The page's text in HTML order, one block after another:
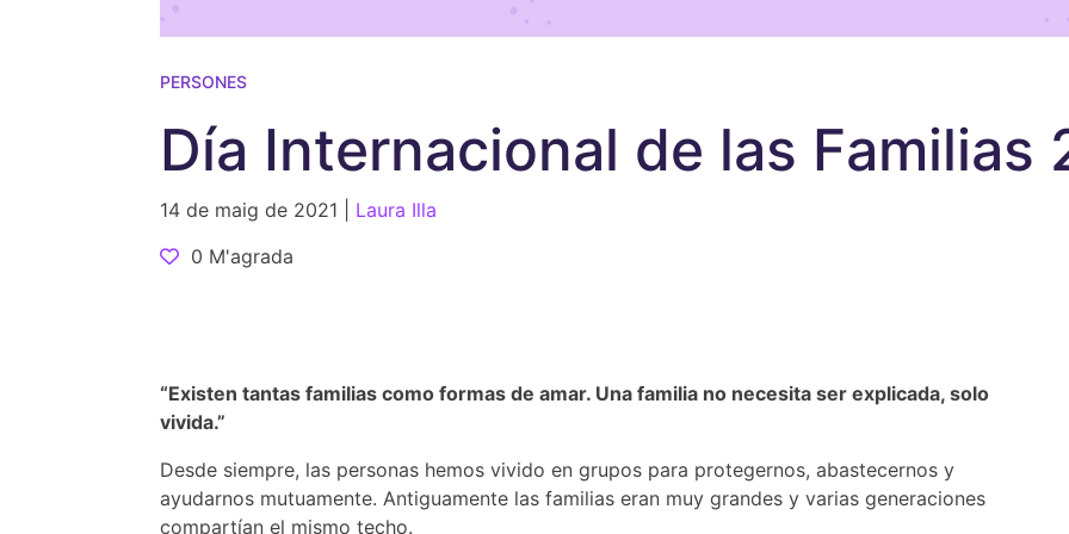
PERSONES
Día Internacional de las Familias
14 de maig de 2021 | Laura Illa
0 M'agrada
“Existen tantas familias como formas de amar. Una familia no necesita ser explicada, solo
vivida.”
Desde siempre, las personas hemos vivido en grupos para protegernos, abastecernos y
ayudarnos mutuamente. Antiguamente las familias eran muy grandes y varias generaciones
compartían el mismo techo.